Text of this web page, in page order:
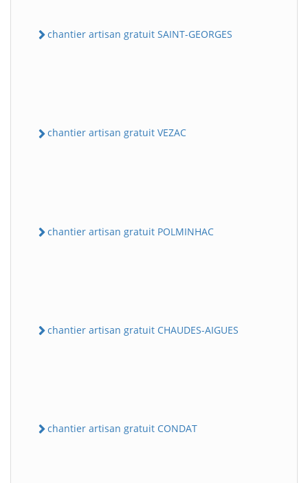
chantier artisan gratuit SAINT-GEORGES
chantier artisan gratuit VEZAC
chantier artisan gratuit POLMINHAC
chantier artisan gratuit CHAUDES-AIGUES
chantier artisan gratuit CONDAT